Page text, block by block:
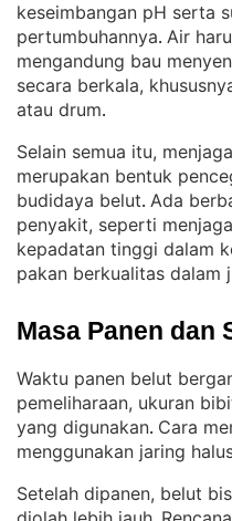
keseimbangan pH serta
pertumbuhannya. Air
mengandung bau
secara berkala,
atau drum.
Selain semua itu,
merupakan bentuk
budidaya belut. Ada
penyakit, seperti
kepadatan tinggi dalam
pakan berkualitas dalam
Masa Panen dan
Waktu panen belut
pemeliharaan, ukuran
yang digunakan. Cara
menggunakan jaring
Setelah dipanen, belut